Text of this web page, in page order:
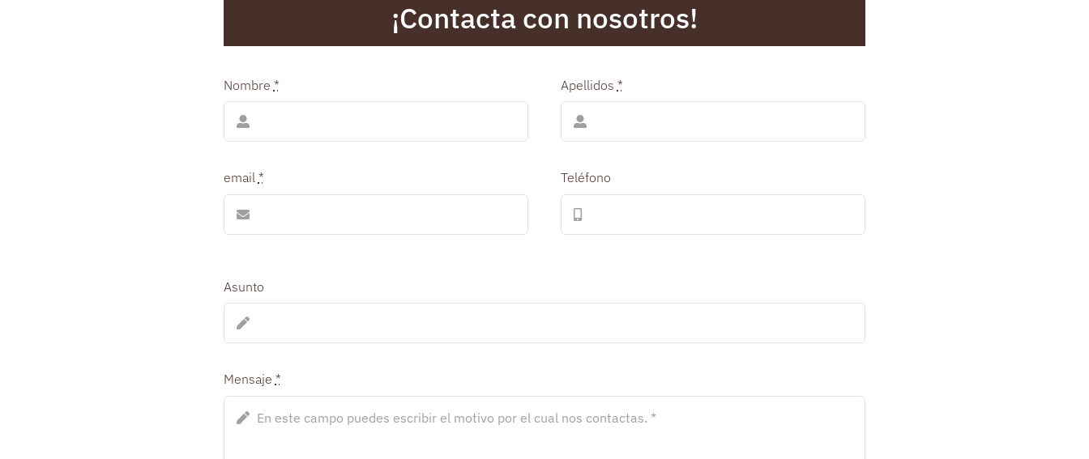
¡Contacta con nosotros!
Nombre *
email *
Apellidos *
Teléfono
Asunto
Mensaje *